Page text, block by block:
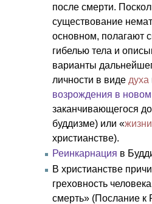
после смерти.
существование
основном, полагают
гибелью тела и
варианты
личности в виде духа
возрождения в новом
заканчивающегося
буддизме) или «
христианстве).
Реинкарнация в
В христианстве
греховность
смерть» (Послание